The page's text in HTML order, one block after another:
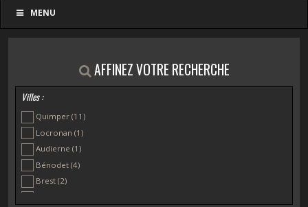
MENU
AFFINEZ VOTRE RECHERCHE
Villes :
Quimper(11)
Locronan(1)
Audierne(1)
Bénodet(4)
Brest(2)